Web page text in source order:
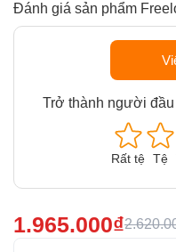
Đánh giá sản phẩm
Trở thành người
Rất tệ Tệ
1.965.000₫